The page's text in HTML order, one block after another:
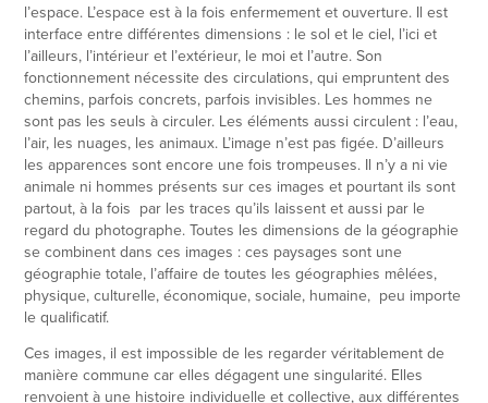
l’espace. L’espace est à la fois enfermement et ouverture. Il est
interface entre différentes dimensions : le sol et le ciel, l’ici et
l’ailleurs, l’intérieur et l’extérieur, le moi et l’autre. Son
fonctionnement nécessite des circulations, qui empruntent des
chemins, parfois concrets, parfois invisibles. Les hommes ne
sont pas les seuls à circuler. Les éléments aussi circulent : l’eau,
l’air, les nuages, les animaux. L’image n’est pas figée. D’ailleurs
les apparences sont encore une fois trompeuses. Il n’y a ni vie
animale ni hommes présents sur ces images et pourtant ils sont
partout, à la fois par les traces qu’ils laissent et aussi par le
regard du photographe. Toutes les dimensions de la géographie
se combinent dans ces images : ces paysages sont une
géographie totale, l’affaire de toutes les géographies mêlées,
physique, culturelle, économique, sociale, humaine, peu importe
le qualificatif.
Ces images, il est impossible de les regarder véritablement de
manière commune car elles dégagent une singularité. Elles
renvoient à une histoire individuelle et collective, aux différentes